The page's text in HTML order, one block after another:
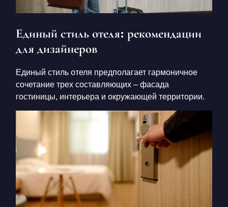
Единый стиль отеля: рекомендации
для дизайнеров
Единый стиль отеля предполагает гармоничное
сочетание трех составляющих – фасада
гостиницы, интерьера и окружающей территории.